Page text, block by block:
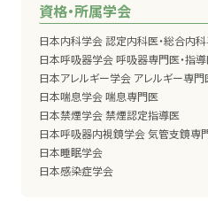
資格・所属学会
日本内科学会 認定内科医・総合内科
日本呼吸器学会 呼吸器専門医・指
日本アレルギー学会 アレルギー専門
日本喘息学会 喘息専門医
日本禁煙学会 禁煙認定指導医
日本呼吸器内視鏡学会 気管支鏡専
日本睡眠学会
日本感染症学会